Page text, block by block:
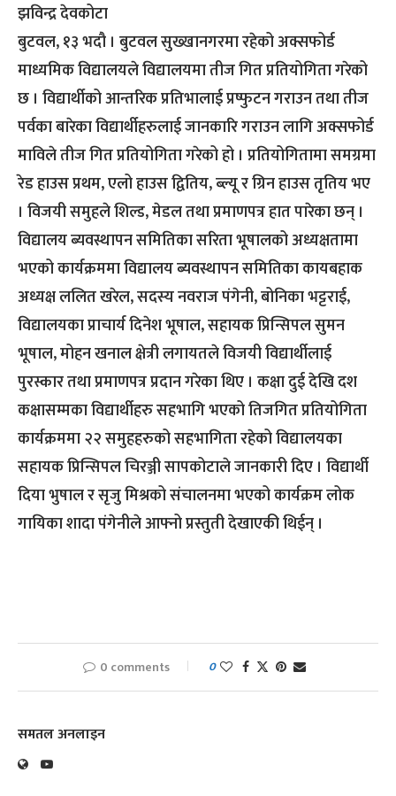
झविन्द्र देवकोटा
बुटवल, १३ भदौ । बुटवल सुख्खानगरमा रहेको अक्सफोर्ड
माध्यमिक विद्यालयले विद्यालयमा तीज गित प्रतियोगिता गरेको
छ । विद्यार्थीको आन्तरिक प्रतिभालाई प्रष्फुटन गराउन तथा तीज
पर्वका बारेका विद्यार्थीहरुलाई जानकारि गराउन लागि अक्सफोर्ड
माविले तीज गित प्रतियोगिता गरेको हो । प्रतियोगितामा समग्रमा
रेड हाउस प्रथम, एलो हाउस द्वितिय, ब्ल्यू र ग्रिन हाउस तृतिय भए
। विजयी समुहले शिल्ड, मेडल तथा प्रमाणपत्र हात पारेका छन् ।
विद्यालय ब्यवस्थापन समितिका सरिता भूषालको अध्यक्षतामा
भएको कार्यक्रममा विद्यालय ब्यवस्थापन समितिका कायबहाक
अध्यक्ष ललित खरेल, सदस्य नवराज पंगेनी, बोनिका भट्टराई,
विद्यालयका प्राचार्य दिनेश भूषाल, सहायक प्रिन्सिपल सुमन
भूषाल, मोहन खनाल क्षेत्री लगायतले विजयी विद्यार्थीलाई
पुरस्कार तथा प्रमाणपत्र प्रदान गरेका थिए । कक्षा दुई देखि दश
कक्षासम्मका विद्यार्थीहरु सहभागि भएको तिजगित प्रतियोगिता
कार्यक्रममा २२ समुहहरुको सहभागिता रहेको विद्यालयका
सहायक प्रिन्सिपल चिरञ्जी सापकोटाले जानकारी दिए । विद्यार्थी
दिया भुषाल र सृजु मिश्रको संचालनमा भएको कार्यक्रम लोक
गायिका शादा पंगेनीले आफ्नो प्रस्तुती देखाएकी थिईन् ।
0 comments 0
समतल अनलाइन